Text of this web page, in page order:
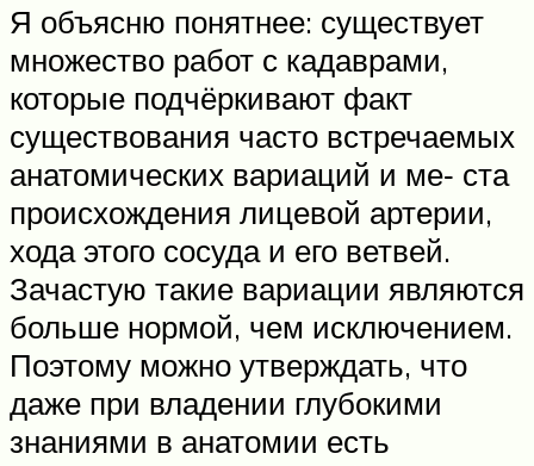
Я объясню понятнее: существует
множество работ с кадаврами,
которые подчёркивают факт
существования часто встречаемых
анатомических вариаций и ме‑ ста
происхождения лицевой артерии,
хода этого сосуда и его ветвей.
Зачастую такие вариации являются
больше нормой, чем исключением.
Поэтому можно утверждать, что
даже при владении глубокими
знаниями в анатомии есть